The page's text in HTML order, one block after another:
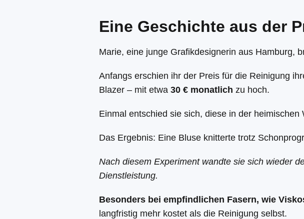
Eine Geschichte aus der
Marie, eine junge Grafikdesignerin aus Hamburg,
Anfangs erschien ihr der Preis für die Reinigung
Blazer – mit etwa 30 € monatlich zu hoch.
Einmal entschied sie sich, diese in der
Das Ergebnis: Eine Bluse knitterte trotz
Nach diesem Experiment wandte sie sich wieder
Dienstleistung.
Besonders bei empfindlichen Fasern, wie
langfristig mehr kostet als die Reinigung selbst.